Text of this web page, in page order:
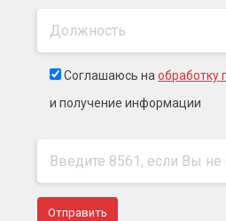
Соглашаюсь на обработку
и получение информации